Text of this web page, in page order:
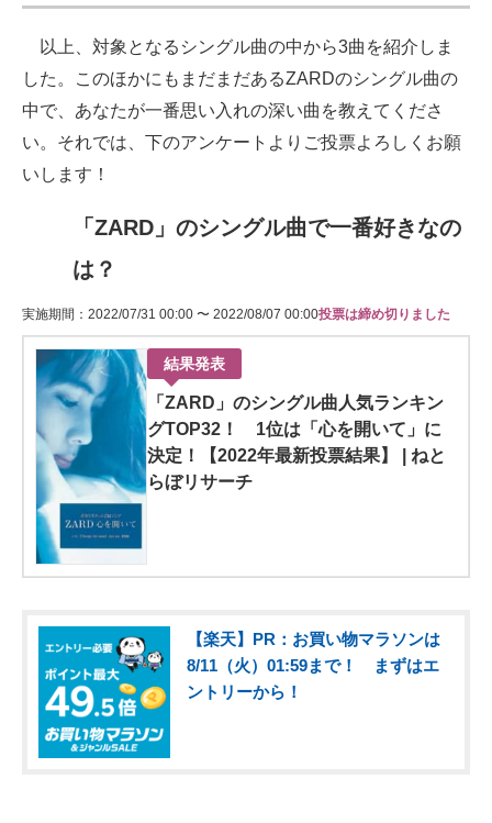
以上、対象となるシングル曲の中から3曲を紹介しま
した。このほかにもまだまだあるZARDのシングル曲の
中で、あなたが一番思い入れの深い曲を教えてくださ
い。それでは、下のアンケートよりご投票よろしくお願
いします！
「ZARD」のシングル曲で一番好きなの
は？
実施期間：2022/07/31 00:00 〜 2022/08/07 00:00投票は締め切りました
結果発表
「ZARD」のシングル曲人気ランキン
グTOP32！ 1位は「心を開いて」に
決定！【2022年最新投票結果】 | ねと
らぼリサーチ
【楽天】PR：お買い物マラソンは
8/11（火）01:59まで！ まずはエ
ントリーから！